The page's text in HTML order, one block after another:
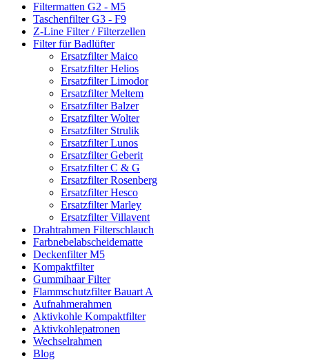
Filtermatten G2 - M5
Taschenfilter G3 - F9
Z-Line Filter / Filterzellen
Filter für Badlüfter
Ersatzfilter Maico
Ersatzfilter Helios
Ersatzfilter Limodor
Ersatzfilter Meltem
Ersatzfilter Balzer
Ersatzfilter Wolter
Ersatzfilter Strulik
Ersatzfilter Lunos
Ersatzfilter Geberit
Ersatzfilter C & G
Ersatzfilter Rosenberg
Ersatzfilter Hesco
Ersatzfilter Marley
Ersatzfilter Villavent
Drahtrahmen Filterschlauch
Farbnebelabscheidematte
Deckenfilter M5
Kompaktfilter
Gummihaar Filter
Flammschutzfilter Bauart A
Aufnahmerahmen
Aktivkohle Kompaktfilter
Aktivkohlepatronen
Wechselrahmen
Blog